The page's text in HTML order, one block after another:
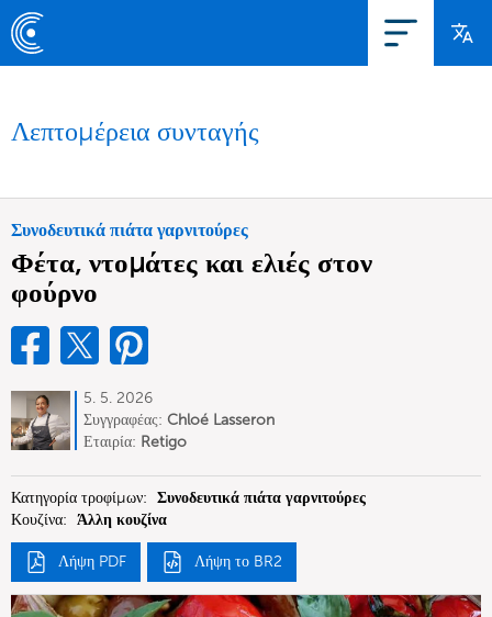
Λεπτομέρεια συνταγής
Συνοδευτικά πιάτα γαρνιτούρες
Φέτα, ντομάτες και ελιές στον
φούρνο
5. 5. 2026
Συγγραφέας: Chloé Lasseron
Εταιρία: Retigo
Κατηγορία τροφίμων: Συνοδευτικά πιάτα γαρνιτούρες
Κουζίνα: Άλλη κουζίνα
Λήψη PDF Λήψη το BR2